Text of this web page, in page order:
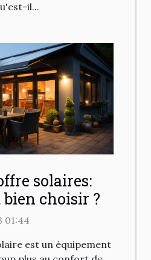
il...
solaires:
choisir ?
01:44
est un équipement